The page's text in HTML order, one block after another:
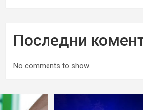
Последни
No comments to show.